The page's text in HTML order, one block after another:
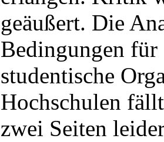
geäußert. Die
Bedingungen
studentische
Hochschulen
zwei Seiten